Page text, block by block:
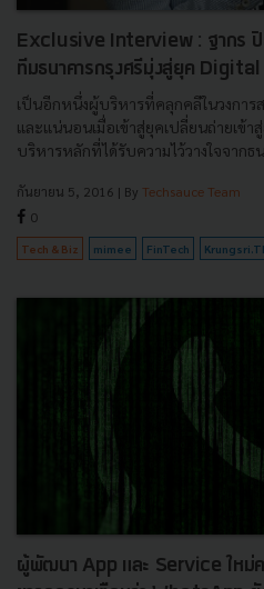
Exclusive Interview : ฐากร
ทีมธนาคารกรุงศรีมุ่งสู่ยุค
เป็นอีกหนึ่งผู้บริหารที่คลุกคลีในวงการ
และแน่นอนเมื่อเข้าสู่ยุคเปลี่ยนถ่ายเข้
บริหารหลักที่ได้รับความไว้วางใจจากธน
กันยายน 5, 2016 | By Techsauce Team
0
Tech & Biz mimee FinTech
ผู้พัฒนา App และ Service ใหม่ค